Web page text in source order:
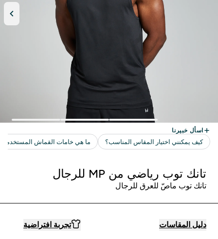
تانك توب رياضي من MP للرجال
تانك توب ماصّ للعرق للرجال
دليل المقاسات تجربة افتراضية